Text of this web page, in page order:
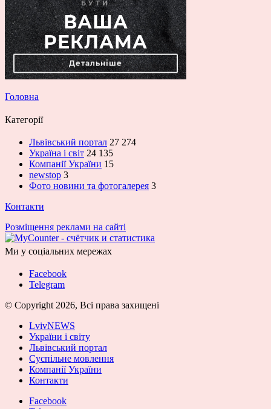
Головна
Категорії
Львівський портал 27 274
Україна і світ 24 135
Компанії України 15
newstop 3
Фото новини та фотогалерея 3
Контакти
Розміщення реклами на сайті
Ми у соціальних мережах
Facebook
Telegram
© Copyright 2026, Всі права захищені
LvivNEWS
України і світу
Львівський портал
Суспільне мовлення
Компанії України
Контакти
Facebook